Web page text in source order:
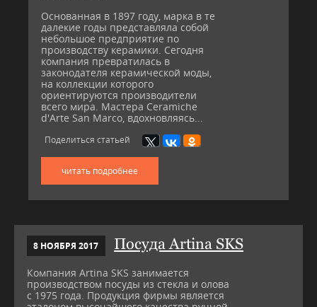
Основанная в 1897 году, марка в те
далекие годы представляла собой
небольшое предприятие по
производству керамики. Сегодня
компания превратилась в
законодателя керамической моды,
на коллекции которого
ориентируются производители
всего мира. Мастера Ceramiche
d'Arte San Marco, вдохновляясь...
Поделиться статьей
читать подробнее
8 НОЯБРЯ 2017 Посуда Artina SKS
Компания Artina SKS занимается
производством посуды из стекла и олова
с 1975 года. Продукция фирмы является